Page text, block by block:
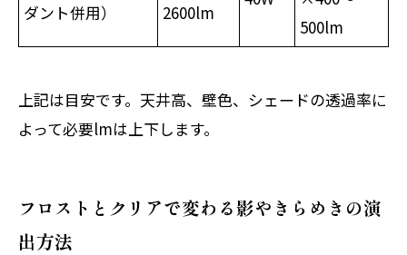
ダント併用）
2600lm
500lm
上記は目安です。天井高、壁色、シェードの透過率に
よって必要lmは上下します。
フロストとクリアで変わる影やきらめきの演
出方法